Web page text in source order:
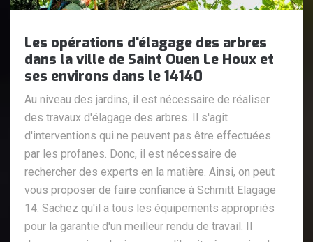
Les opérations d'élagage des arbres
dans la ville de Saint Ouen Le Houx et
ses environs dans le 14140
Au niveau des jardins, il est nécessaire de réaliser
des travaux d'élagage des arbres. Il s'agit
d'interventions qui ne peuvent pas être effectuées
par les profanes. Donc, il est nécessaire de
rechercher des experts en la matière. Ainsi, on peut
vous proposer de faire confiance à Schmitt Elagage
14. Sachez qu'il a tous les équipements appropriés
pour la garantie d'un meilleur rendu de travail. Il